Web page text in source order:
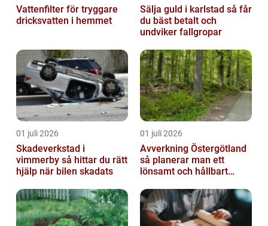
Vattenfilter för tryggare
dricksvatten i hemmet
Sälja guld i karlstad så får
du bäst betalt och
undviker fallgropar
01 juli 2026
Skadeverkstad i
vimmerby så hittar du rätt
hjälp när bilen skadats
01 juli 2026
Avverkning Östergötland
så planerar man ett
lönsamt och hållbart